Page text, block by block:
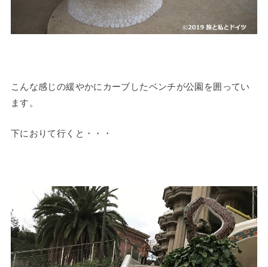
こんな感じの緩やかにカーブしたベンチが公園を囲ってい
ます。
下におりて行くと・・・